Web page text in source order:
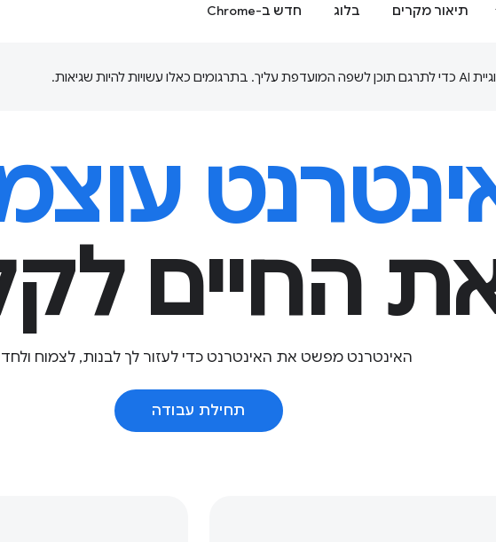
תיאור מקרים בלוג חדש ב-Chrome
החיים
האינטרנט מפשט את האינטרנט כדי לעזור לך לבנות, לצמוח
תחילת עבודה